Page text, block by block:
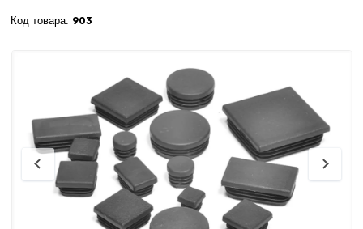
Код товара: 903